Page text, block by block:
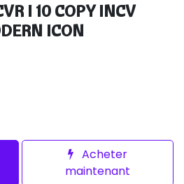
I 10 COPY INCV
ICON
Acheter
maintenant